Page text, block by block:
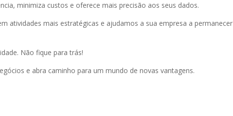
minimiza custos e oferece mais precisão aos seus dados.
atividades mais estratégicas e ajudamos a sua empresa a permanecer
Não fique para trás!
e abra caminho para um mundo de novas vantagens.